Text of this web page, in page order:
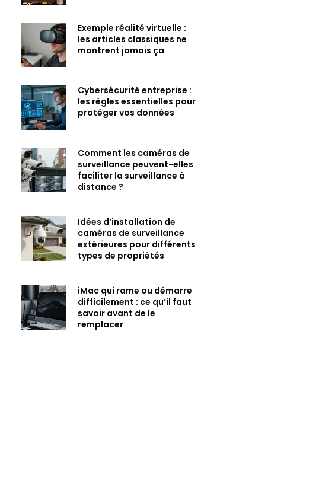
Exemple réalité virtuelle :
les articles classiques ne
montrent jamais ça
Cybersécurité entreprise :
les règles essentielles pour
protéger vos données
Comment les caméras de
surveillance peuvent-elles
faciliter la surveillance à
distance ?
Idées d’installation de
caméras de surveillance
extérieures pour différents
types de propriétés
iMac qui rame ou démarre
difficilement : ce qu’il faut
savoir avant de le
remplacer